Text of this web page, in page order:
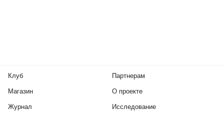
Клуб
Магазин
Журнал
Партнерам
О проекте
Исследование